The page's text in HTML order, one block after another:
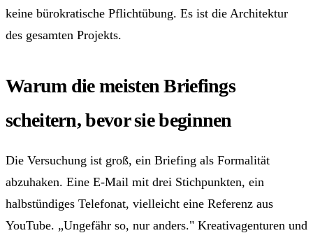
keine bürokratische Pflichtübung. Es ist die Architektur
des gesamten Projekts.
Warum die meisten Briefings
scheitern, bevor sie beginnen
Die Versuchung ist groß, ein Briefing als Formalität
abzuhaken. Eine E-Mail mit drei Stichpunkten, ein
halbstündiges Telefonat, vielleicht eine Referenz aus
YouTube. „Ungefähr so, nur anders." Kreativagenturen und